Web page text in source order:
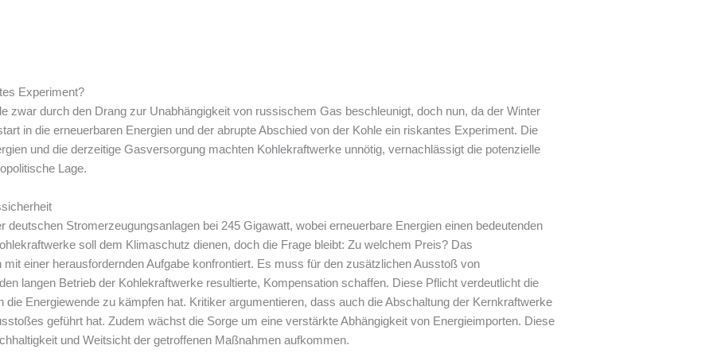
Experiment?
zwar durch den Drang zur Unabhängigkeit von russischem Gas beschleunigt, doch nun, da der Winter
in die erneuerbaren Energien und der abrupte Abschied von der Kohle ein riskantes Experiment. Die
und die derzeitige Gasversorgung machten Kohlekraftwerke unnötig, vernachlässigt die potenzielle
Lage.
Stromerzeugungsanlagen bei 245 Gigawatt, wobei erneuerbare Energien einen bedeutenden
soll dem Klimaschutz dienen, doch die Frage bleibt: Zu welchem Preis? Das
einer herausfordernden Aufgabe konfrontiert. Es muss für den zusätzlichen Ausstoß von
langen Betrieb der Kohlekraftwerke resultierte, Kompensation schaffen. Diese Pflicht verdeutlicht die
die Energiewende zu kämpfen hat. Kritiker argumentieren, dass auch die Abschaltung der Kernkraftwerke
geführt hat. Zudem wächst die Sorge um eine verstärkte Abhängigkeit von Energieimporten. Diese
und Weitsicht der getroffenen Maßnahmen aufkommen.